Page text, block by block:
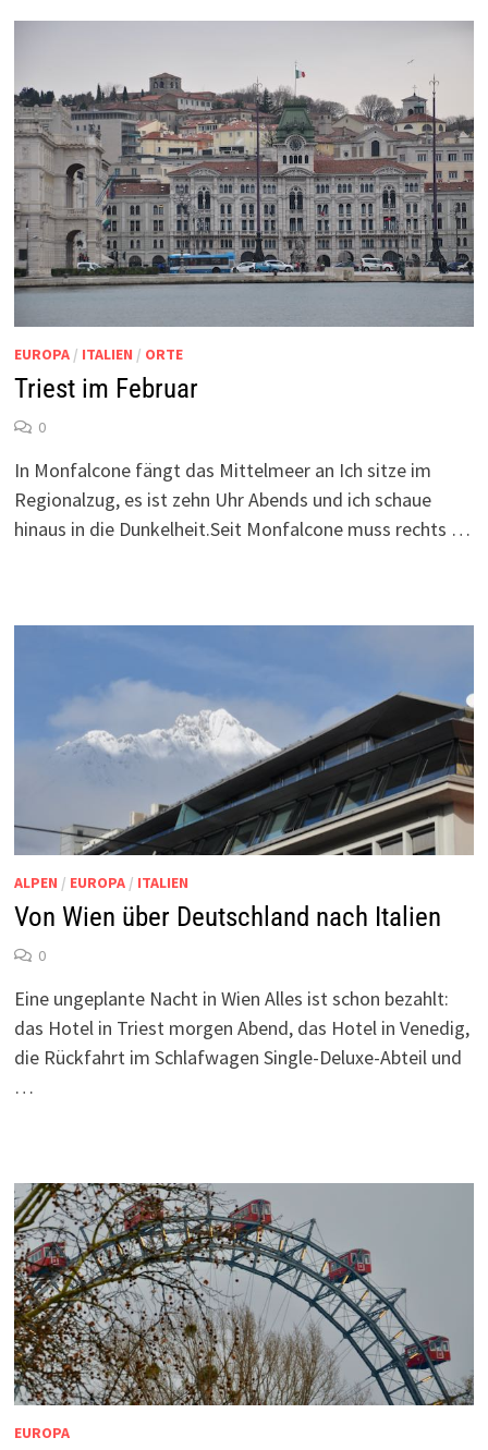
EUROPA/ ITALIEN / ORTE
Triest im Februar
0
In Monfalcone fängt das Mittelmeer an Ich sitze im
Regionalzug, es ist zehn Uhr Abends und ich schaue
hinaus in die Dunkelheit.Seit Monfalcone muss rechts …
ALPEN / EUROPA/ ITALIEN
Von Wien über Deutschland nach Italien
0
Eine ungeplante Nacht in Wien Alles ist schon bezahlt:
das Hotel in Triest morgen Abend, das Hotel in Venedig,
die Rückfahrt im Schlafwagen Single-Deluxe-Abteil und
…
EUROPA